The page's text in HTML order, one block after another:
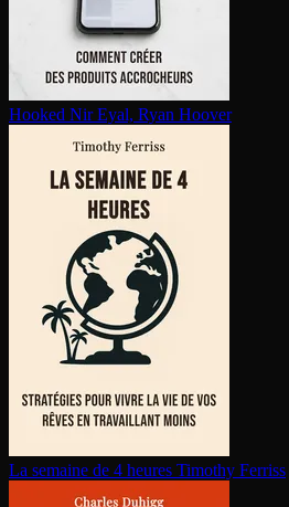
Hooked Nir Eyal, Ryan Hoover
La semaine de 4 heures Timothy Ferriss